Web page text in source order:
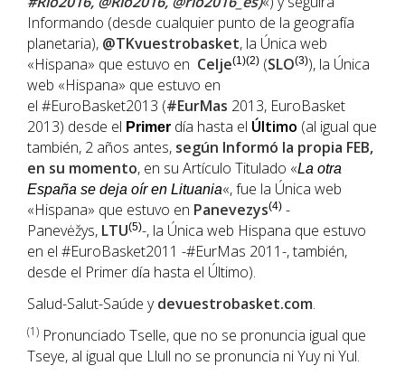
Informando (desde cualquier punto de la geografía
planetaria), @TKvuestrobasket, la Única web
«Hispana» que estuvo en Celje(1)(2) (SLO(3)), la Única
web «Hispana» que estuvo en
el #EuroBasket2013 (#EurMas 2013, EuroBasket
2013) desde el Primer día hasta el Último (al igual que
también, 2 años antes, según Informó la propia FEB,
en su momento, en su Artículo Titulado «La otra
España se deja oír en Lituania«, fue la Única web
«Hispana» que estuvo en Panevezys(4) -
Panevėžys, LTU(5)-, la Única web Hispana que estuvo
en el #EuroBasket2011 -#EurMas 2011-, también,
desde el Primer día hasta el Último).
Salud-Salut-Saúde ydevuestrobasket.com.
(1) Pronunciado Tselle, que no se pronuncia igual que
Tseye, al igual que Llull no se pronuncia ni Yuy ni Yul.